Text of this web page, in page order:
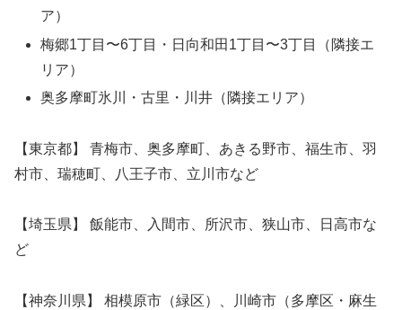
ア）
梅郷1丁目〜6丁目・日向和田1丁目〜3丁目（隣接エ
リア）
奥多摩町氷川・古里・川井（隣接エリア）
【東京都】 青梅市、奥多摩町、あきる野市、福生市、羽
村市、瑞穂町、八王子市、立川市など
【埼玉県】 飯能市、入間市、所沢市、狭山市、日高市な
ど
【神奈川県】 相模原市（緑区）、川崎市（多摩区・麻生